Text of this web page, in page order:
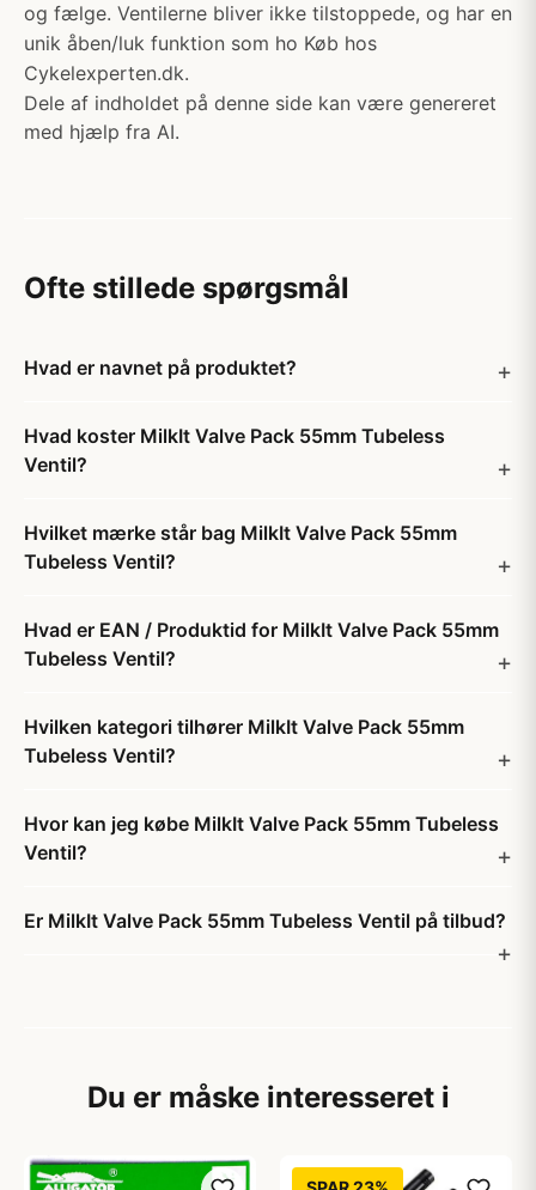
og fælge. Ventilerne bliver ikke tilstoppede, og har en
unik åben/luk funktion som ho Køb hos
Cykelexperten.dk.
Dele af indholdet på denne side kan være genereret
med hjælp fra AI.
Ofte stillede spørgsmål
Hvad er navnet på produktet?
Hvad koster MilkIt Valve Pack 55mm Tubeless
Ventil?
Hvilket mærke står bag MilkIt Valve Pack 55mm
Tubeless Ventil?
Hvad er EAN / Produktid for MilkIt Valve Pack 55mm
Tubeless Ventil?
Hvilken kategori tilhører MilkIt Valve Pack 55mm
Tubeless Ventil?
Hvor kan jeg købe MilkIt Valve Pack 55mm Tubeless
Ventil?
Er MilkIt Valve Pack 55mm Tubeless Ventil på tilbud?
Du er måske interesseret i